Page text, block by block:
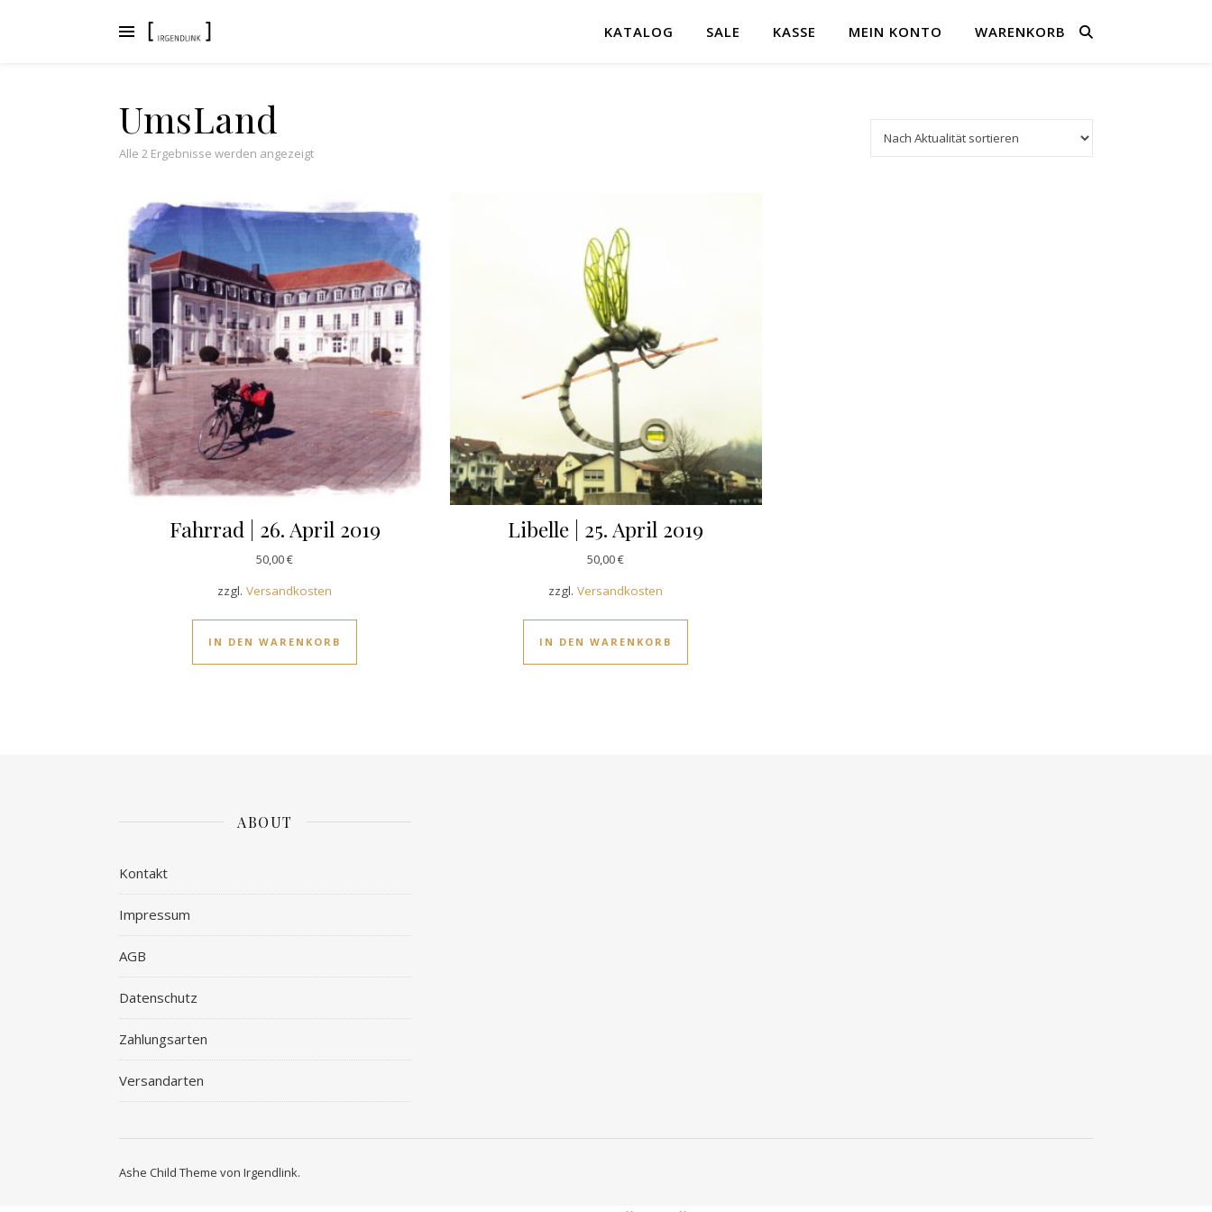
KATALOG SALE KASSE MEIN KONTO WARENKORB
UmsLand
Alle 2 Ergebnisse werden angezeigtNach Aktualität sortiert
Fahrrad | 26. April 2019
50,00€
zzgl.Versandkosten
IN DEN WARENKORB
Libelle | 25. April 2019
50,00€
zzgl.Versandkosten
IN DEN WARENKORB
ABOUT
Kontakt
Impressum
AGB
Datenschutz
Zahlungsarten
Versandarten
Ashe Child Theme von Irgendlink.